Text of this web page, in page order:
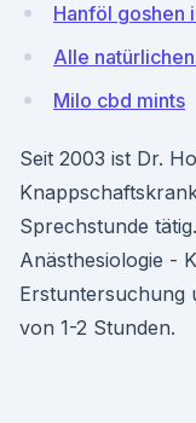
Hanföl goshen
Alle
Milo cbd mints
Seit 2003 ist Dr.
Sprechstunde
Anästhesiologie -
Erstuntersuchung
von 1-2 Stunden.